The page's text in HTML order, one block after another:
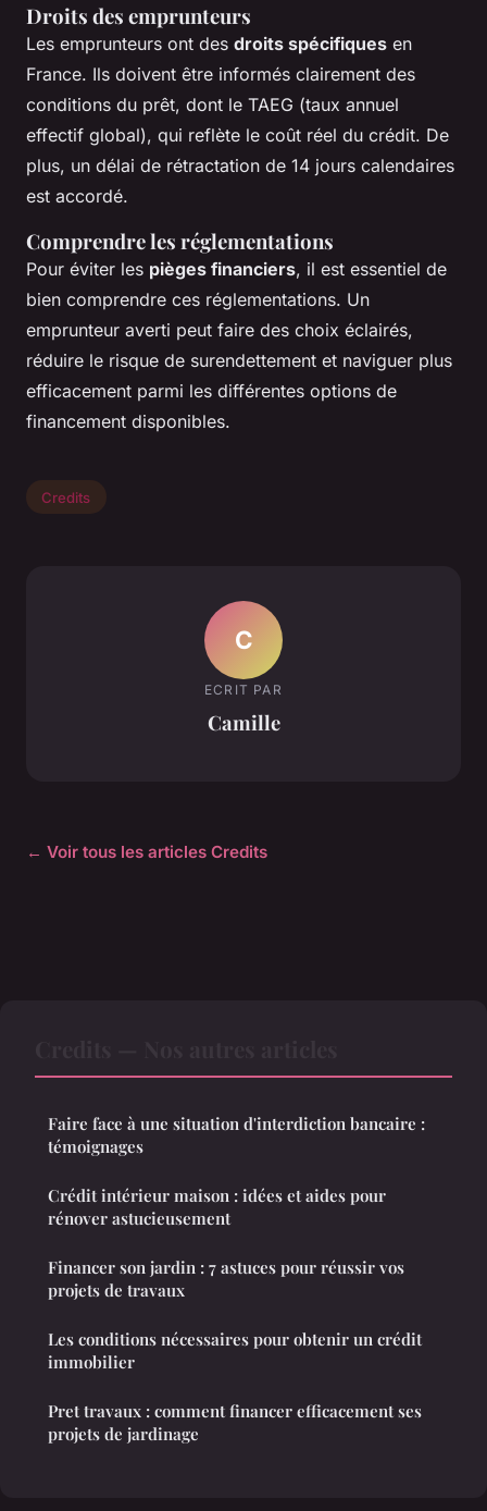
Droits des emprunteurs
Les emprunteurs ont des droits spécifiques en
France. Ils doivent être informés clairement des
conditions du prêt, dont le TAEG (taux annuel
effectif global), qui reflète le coût réel du crédit. De
plus, un délai de rétractation de 14 jours calendaires
est accordé.
Comprendre les réglementations
Pour éviter les pièges financiers, il est essentiel de
bien comprendre ces réglementations. Un
emprunteur averti peut faire des choix éclairés,
réduire le risque de surendettement et naviguer plus
efficacement parmi les différentes options de
financement disponibles.
Credits
C
ECRIT PAR
Camille
← Voir tous les articles Credits
Faire face à une situation d'interdiction bancaire :
témoignages
Crédit intérieur maison : idées et aides pour
rénover astucieusement
Financer son jardin : 7 astuces pour réussir vos
projets de travaux
Les conditions nécessaires pour obtenir un crédit
immobilier
Pret travaux : comment financer efficacement ses
projets de jardinage